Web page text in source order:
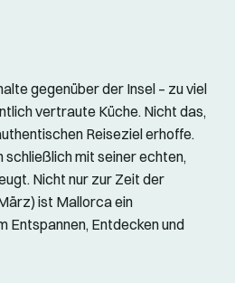
gegenüber der Insel – zu viel
vertraute Küche. Nicht das,
Reiseziel erhoffe.
mit seiner echten,
Nicht nur zur Zeit der
ist Mallorca ein
Entspannen, Entdecken und